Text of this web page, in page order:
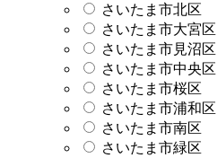
さいたま市北区
さいたま市大宮区
さいたま市見沼区
さいたま市中央区
さいたま市桜区
さいたま市浦和区
さいたま市南区
さいたま市緑区